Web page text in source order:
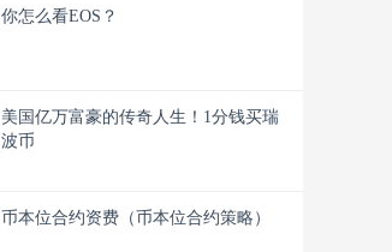
你怎么看EOS？
美国亿万富豪的传奇人生！1分钱买瑞
波币
币本位合约资费（币本位合约策略）